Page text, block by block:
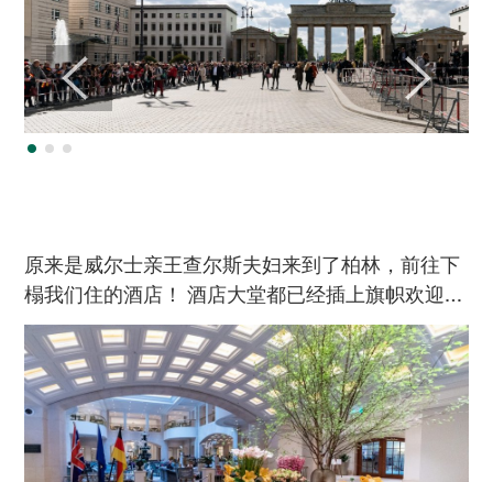
原来是威尔士亲王查尔斯夫妇来到了柏林，前往下
榻我们住的酒店！ 酒店大堂都已经插上旗帜欢迎…